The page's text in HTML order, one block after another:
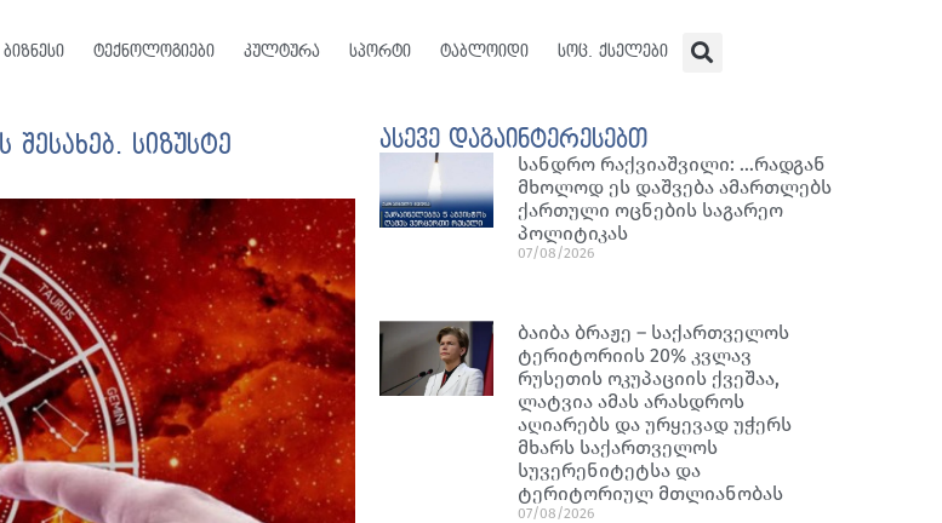
ბიზნესი ტექნოლოგიები კულტურა სპორტი ტაბლოიდი სოც. ქსელები
სიზუსტე
ასევე დაგაინტერესებთ
სანდრო რაქვიაშვილი: …რადგან
მხოლოდ ეს დაშვება ამართლებს
ქართული ოცნების საგარეო
პოლიტიკას
07/08/2026
ბაიბა ბრაჟე – საქართველოს
ტერიტორიის 20% კვლავ
რუსეთის ოკუპაციის ქვეშაა,
ლატვია ამას არასდროს
აღიარებს და ურყევად უჭერს
მხარს საქართველოს
სუვერენიტეტსა და
ტერიტორიულ მთლიანობას
07/08/2026